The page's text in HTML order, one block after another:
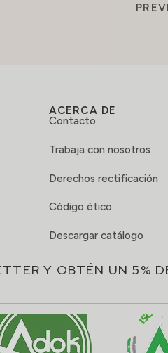
ACERCA DE
Contacto
Trabaja con nosotros
Derechos rectificación
Código ético
Descargar catálogo
Y OBTÉN UN 5%